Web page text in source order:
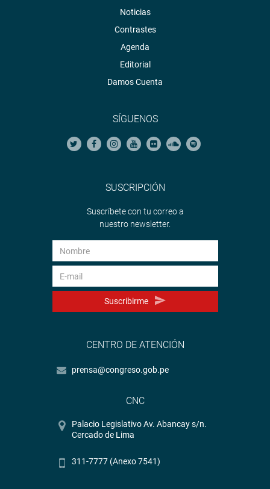
Noticias
Contrastes
Agenda
Editorial
Damos Cuenta
SÍGUENOS
SUSCRIPCIÓN
Suscríbete con tu correo a
nuestro newsletter.
Suscribirme
CENTRO DE ATENCIÓN
prensa@congreso.gob.pe
CNC
Palacio Legislativo Av. Abancay s/n.
Cercado de Lima
311-7777 (Anexo 7541)